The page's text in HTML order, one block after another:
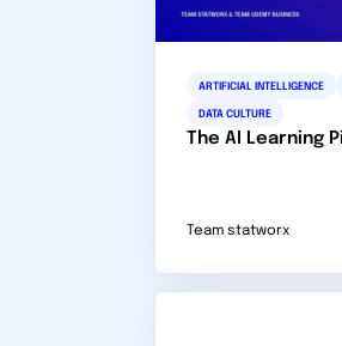
ARTIFICIAL INTELLIGENCE
DATA CULTURE
The AI Learning
Team statworx